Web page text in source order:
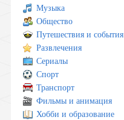
Музыка
Общество
Путешествия и события
Развлечения
Сериалы
Спорт
Транспорт
Фильмы и анимация
Хобби и образование